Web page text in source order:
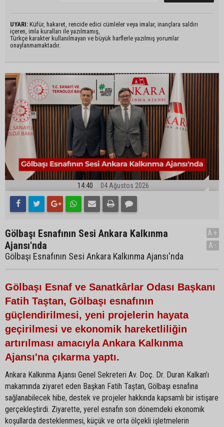
UYARI: Küfür, hakaret, rencide edici cümleler veya imalar, inançlara saldırı
içeren, imla kuralları ile yazılmamış,
Türkçe karakter kullanılmayan ve büyük harflerle yazılmış yorumlar
onaylanmamaktadır.
14:40 04 Ağustos 2026
Gölbaşı Esnafının Sesi Ankara Kalkınma
Ajansı'nda
Gölbaşı Esnafının Sesi Ankara Kalkınma Ajansı'nda
A+
A-
Gölbaşı Esnaf ve Sanatkârlar Odası Başkanı
Fatih Taştan, Gölbaşı esnafının
güçlendirilmesi, yeni projelerin hayata
geçirilmesi ve ekonomik hareketliliğin
artırılması amacıyla Ankara Kalkınma
Ajansı'na çıkarma yaptı.
Ankara Kalkınma Ajansı Genel Sekreteri Av. Doç. Dr. Duran Kalkan’ı
makamında ziyaret eden Başkan Fatih Taştan, Gölbaşı esnafına
sağlanabilecek hibe, destek ve projeler hakkında kapsamlı bir istişare
gerçekleştirdi. Ziyarette, yerel esnafın son dönemdeki ekonomik
koşullarda desteklenmesi, küçük ve orta ölçekli işletmelerin